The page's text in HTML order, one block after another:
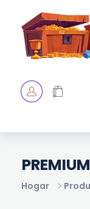
Hogar
PREMIUM